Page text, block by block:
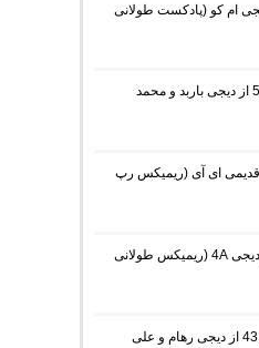
امکو 43 از دیجی ام کو (پادکست طولانی
دانلود ریمیکس تهران فیت 55 از دیجی باربد و محمد
قدیمی ای آی (ریمیکس رپ
دانلود ریمیکس گمبرون 6 از دیجی 4A (ریمیکس طولانی
دانلود ریمیکس موزیک باکس 43 از دیجی رهام و علی